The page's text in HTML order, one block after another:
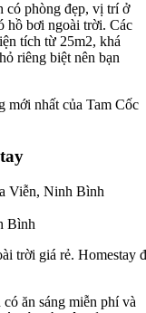
có phòng đẹp, vị trí ở
hồ bơi ngoài trời. Các
tích từ 25m2, khá
riêng biệt nên bạn
mới nhất của Tam Cốc
Viễn, Ninh Bình
Bình
ăn sáng miễn phí và